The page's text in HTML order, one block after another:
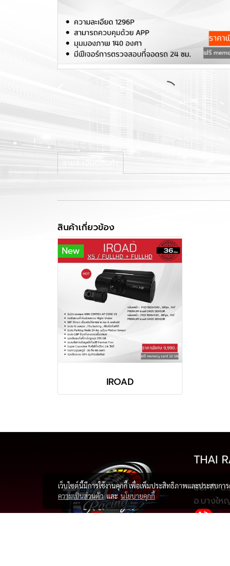
สินค้าเกี่ยวข้อง
New
IROAD
THAI
88/17 ม.
อ.บางให
เว็บไซต์นี้มีการใช้งานคุกกี้ เพื่อเพิ่มประสิทธิภาพและประสบกา
ความเป็นส่วนตัวและนโยบายคุกกี้